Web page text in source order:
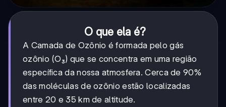
O que ela é?
A Camada de Ozônio é formada pelo gás
ozônio (O₃) que se concentra em uma região
específica da nossa atmosfera. Cerca de 90%
das moléculas de ozônio estão localizadas
entre 20 e 35 km de altitude.